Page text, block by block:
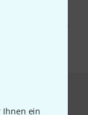
Ihnen ein
von E-Mail-
zu. Die
finden Sie in